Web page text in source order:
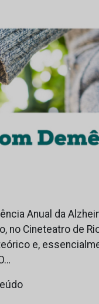
Anual da
no Cineteatro de
e,